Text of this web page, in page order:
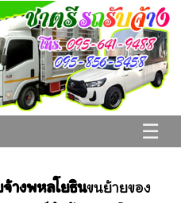
☰
างพหลโยธินขนย้ายของ